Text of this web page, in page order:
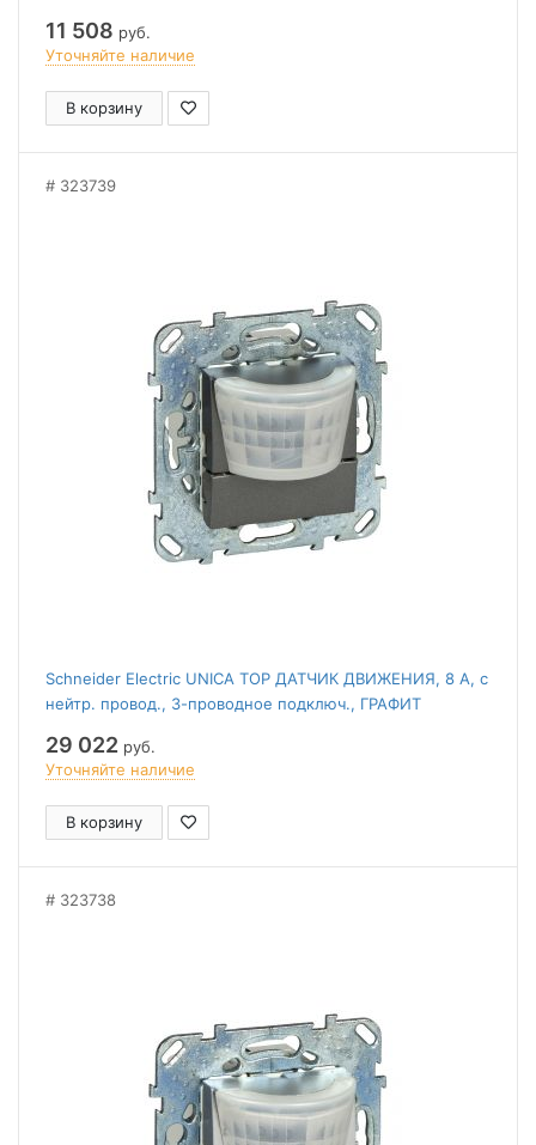
11 508 руб.
Уточняйте наличие
В корзину
323739
Schneider Electric UNICA TOP ДАТЧИК ДВИЖЕНИЯ, 8 А, с
нейтр. провод., 3-проводное подключ., ГРАФИТ
29 022 руб.
Уточняйте наличие
В корзину
323738